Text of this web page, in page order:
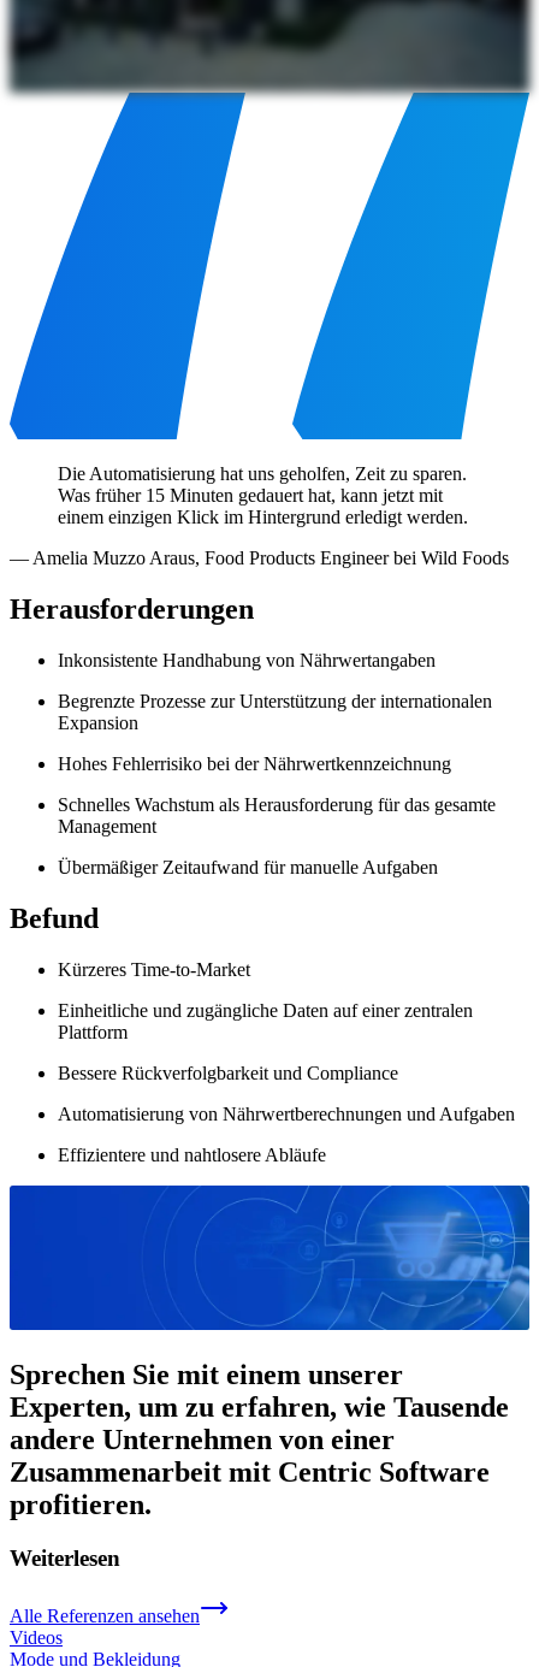
Die Automatisierung hat uns geholfen, Zeit zu sparen.
Was früher 15 Minuten gedauert hat, kann jetzt mit
einem einzigen Klick im Hintergrund erledigt werden.
— Amelia Muzzo Araus, Food Products Engineer bei Wild Foods
Herausforderungen
Inkonsistente Handhabung von Nährwertangaben
Begrenzte Prozesse zur Unterstützung der internationalen
Expansion
Hohes Fehlerrisiko bei der Nährwertkennzeichnung
Schnelles Wachstum als Herausforderung für das gesamte
Management
Übermäßiger Zeitaufwand für manuelle Aufgaben
Befund
Kürzeres Time-to-Market
Einheitliche und zugängliche Daten auf einer zentralen
Plattform
Bessere Rückverfolgbarkeit und Compliance
Automatisierung von Nährwertberechnungen und Aufgaben
Effizientere und nahtlosere Abläufe
Sprechen Sie mit einem unserer
Experten, um zu erfahren, wie Tausende
andere Unternehmen von einer
Zusammenarbeit mit Centric Software
profitieren.
Weiterlesen
Alle Referenzen ansehen
Videos
Mode und Bekleidung